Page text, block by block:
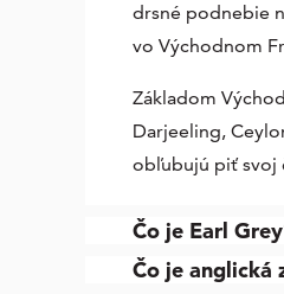
drsné podnebie
vo Východnom
Základom
Darjeeling,
obľubujú piť svoj
Čo je Earl
Čo je anglická